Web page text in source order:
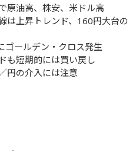
原油高、株安、米ドル高
は上昇トレンド、160円大台の
ゴールデン・クロス発生
も短期的には買い戻し
円の介入には注意